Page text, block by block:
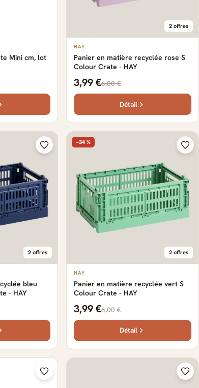
Mini cm, lot
2 offres
HAY
Panier en matière recyclée rose S
Colour Crate - HAY
3,99 €6,00 €
Détail
2 offres
bleu
- HAY
−34 %
2 offres
HAY
Panier en matière recyclée vert S
Colour Crate - HAY
3,99 €6,00 €
Détail